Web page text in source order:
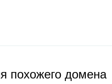
похожего домена